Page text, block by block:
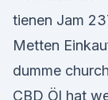
tienen Jam
Metten
dumme
CBD Öl hat